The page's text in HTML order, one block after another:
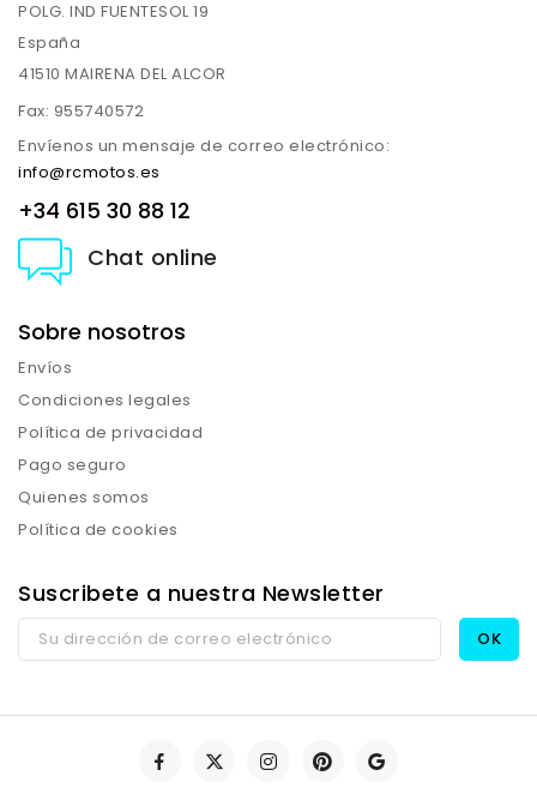
POLG. IND FUENTESOL 19
España
41510 MAIRENA DEL ALCOR
Fax: 955740572
Envíenos un mensaje de correo electrónico:
info@rcmotos.es
+34 615 30 88 12
Chat online
Sobre nosotros
Envíos
Condiciones legales
Política de privacidad
Pago seguro
Quienes somos
Política de cookies
Suscribete a nuestra Newsletter